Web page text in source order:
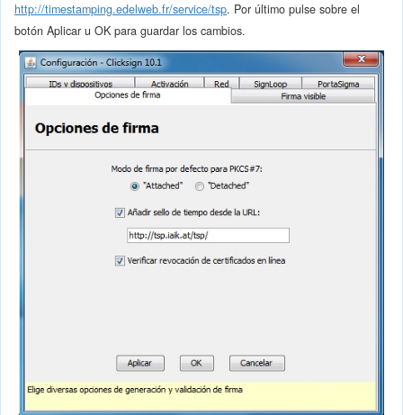
http://timestamping.edelweb.fr/service/tsp. Por último pulse sobre el
botón Aplicar u OK para guardar los cambios.